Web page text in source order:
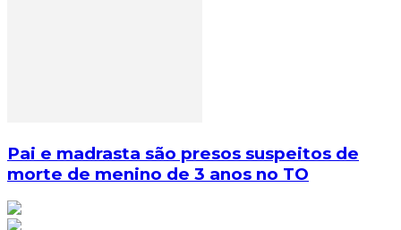
Pai e madrasta são presos suspeitos de
morte de menino de 3 anos no TO